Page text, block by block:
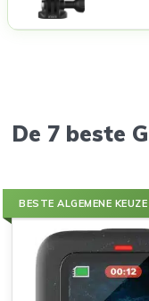
De 7 beste
BESTE ALGEMENE KEUZE